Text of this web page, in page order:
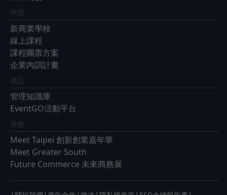
學習
新商業學校
線上課程
課程團票方案
企業內訓計畫
產品
管理知識庫
EventGO活動平台
展會
Meet Taipei 創新創業嘉年華
Meet Greater South
Future Commerce 未來商務展